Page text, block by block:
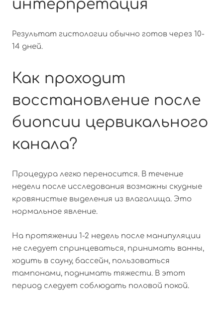
интерпретация
Результат гистологии обычно готов через 10-
14 дней.
Как проходит
восстановление после
биопсии цервикального
канала?
Процедура легко переносится. В течение
недели после исследования возможны скудные
кровянистые выделения из влагалища. Это
нормальное явление.
На протяжении 1-2 недель после манипуляции
не следует спринцеваться, принимать ванны,
ходить в сауну, бассейн, пользоваться
тампонами, поднимать тяжести. В этот
период следует соблюдать половой покой.